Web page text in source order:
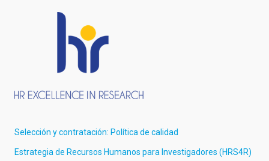
Selección y contratación: Política de calidad
Estrategia de Recursos Humanos para Investigadores (HRS4R)